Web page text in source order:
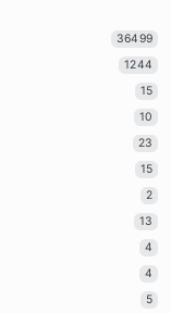
36499
1244
15
10
23
15
2
13
4
4
5